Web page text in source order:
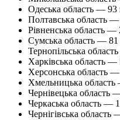
Одеська область — 93
Полтавська область
Рівненська область —
Сумська область — 81
Тернопільська
Харківська область —
Херсонська область
Хмельницька область
Чернівецька область
Черкаська область —
Чернігівська область